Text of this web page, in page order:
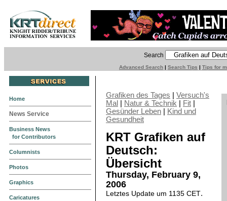
Search
Advanced Search | Search Tips | Tips for
Home
News Service
Business News
for Contributors
Columnists
Photos
Graphics
Caricatures
Grafiken des Tages | Versuch's
Mal | Natur & Technik | Fit |
Gesünder Leben | Kind und
Gesundheit
KRT Grafiken auf
Deutsch:
Übersicht
Thursday, February 9,
2006
Letztes Update um 1135 CET.